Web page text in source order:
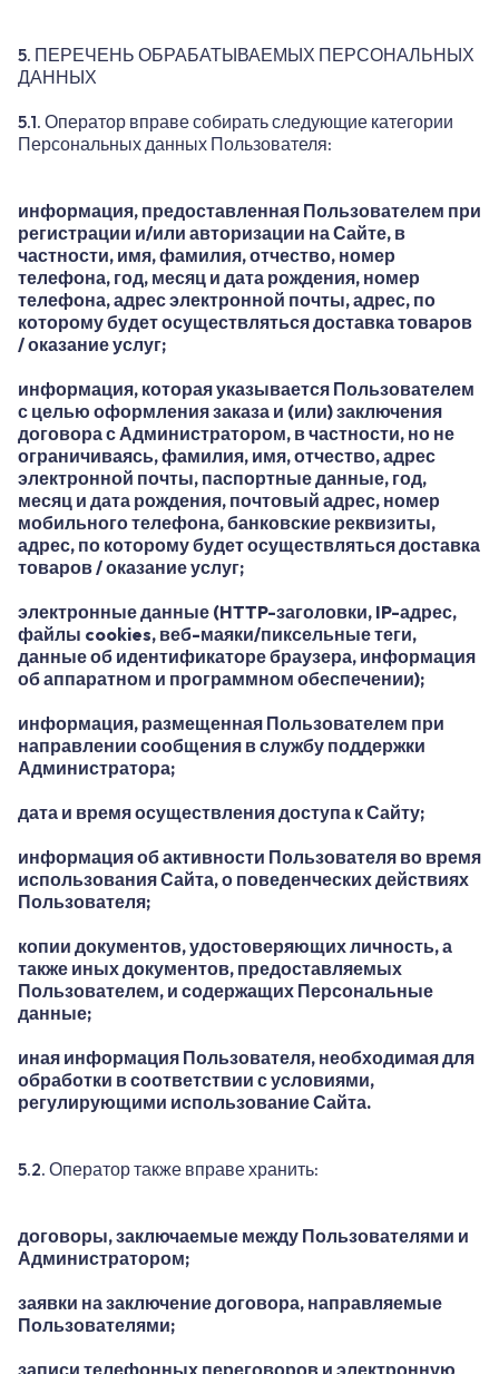
5. ПЕРЕЧЕНЬ ОБРАБАТЫВАЕМЫХ ПЕРСОНАЛЬНЫХ
ДАННЫХ
5.1. Оператор вправе собирать следующие категории
Персональных данных Пользователя:
информация, предоставленная Пользователем при
регистрации и/или авторизации на Сайте, в
частности, имя, фамилия, отчество, номер
телефона, год, месяц и дата рождения, номер
телефона, адрес электронной почты, адрес, по
которому будет осуществляться доставка товаров
/ оказание услуг;
информация, которая указывается Пользователем
с целью оформления заказа и (или) заключения
договора с Администратором, в частности, но не
ограничиваясь, фамилия, имя, отчество, адрес
электронной почты, паспортные данные, год,
месяц и дата рождения, почтовый адрес, номер
мобильного телефона, банковские реквизиты,
адрес, по которому будет осуществляться доставка
товаров / оказание услуг;
электронные данные (HTTP-заголовки, IP-адрес,
файлы cookies, веб-маяки/пиксельные теги,
данные об идентификаторе браузера, информация
об аппаратном и программном обеспечении);
информация, размещенная Пользователем при
направлении сообщения в службу поддержки
Администратора;
дата и время осуществления доступа к Сайту;
информация об активности Пользователя во время
использования Сайта, о поведенческих действиях
Пользователя;
копии документов, удостоверяющих личность, а
также иных документов, предоставляемых
Пользователем, и содержащих Персональные
данные;
иная информация Пользователя, необходимая для
обработки в соответствии с условиями,
регулирующими использование Сайта.
5.2. Оператор также вправе хранить:
договоры, заключаемые между Пользователями и
Администратором;
заявки на заключение договора, направляемые
Пользователями;
записи телефонных переговоров и электронную